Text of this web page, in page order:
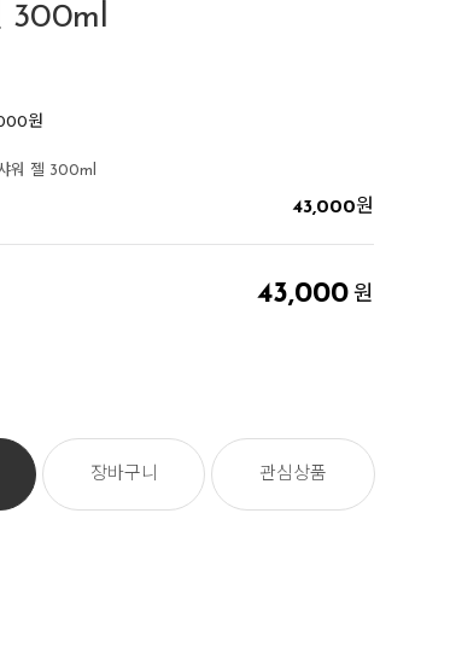
300ml
원
워 젤 300ml
43,000원
43,000 원
장바구니 관심상품